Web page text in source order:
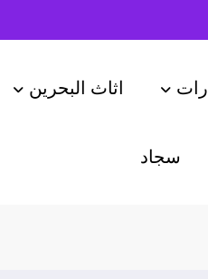
اثاث البحرين
سجاد